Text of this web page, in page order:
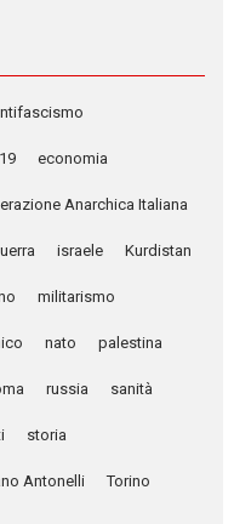
economia
Anarchica Italiana
israele Kurdistan
militarismo
nato palestina
russia sanità
storia
Antonelli Torino